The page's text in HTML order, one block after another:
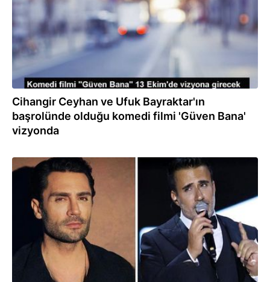
Cihangir Ceyhan ve Ufuk Bayraktar'ın
başrolünde olduğu komedi filmi 'Güven Bana'
vizyonda
14.08.2023